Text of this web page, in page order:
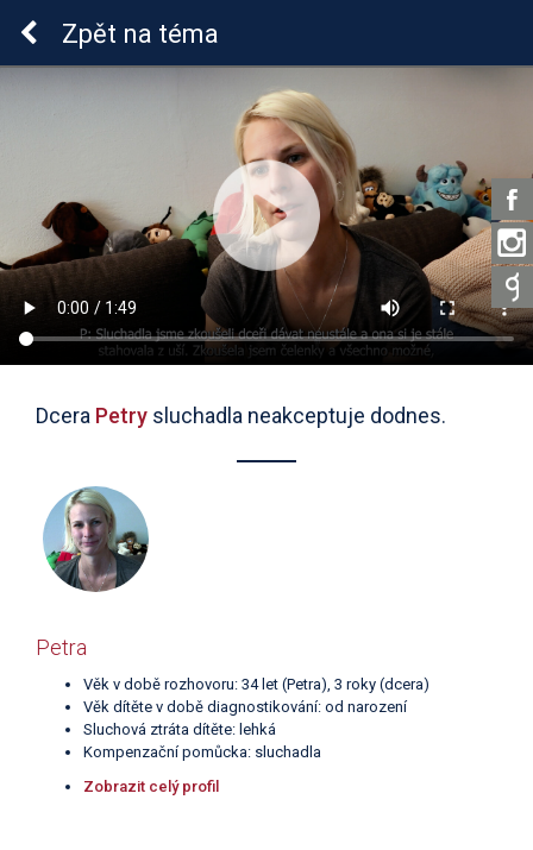
Sluchová vada u dětí
Zpět na téma
Dcera Petry sluchadla neakceptuje dodnes.
Petra
Věk v době rozhovoru: 34 let (Petra), 3 roky (dcera)
Věk dítěte v době diagnostikování: od narození
Sluchová ztráta dítěte: lehká
Kompenzační pomůcka: sluchadla
Zobrazit celý profil